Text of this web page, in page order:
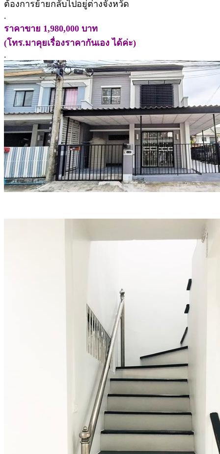
ต้องการย้ายกลับไปอยู่ต่างจังหวัด
.
ราคาขาย 1,980,000 บาท
(โทร.มาคุยเรื่องราคากันเอง ได้ค่ะ)
.